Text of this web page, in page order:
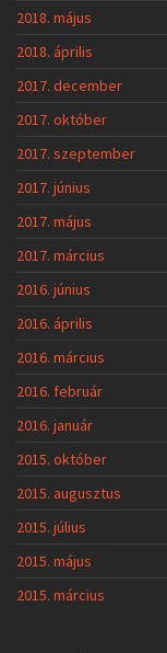
2018. május
2018. április
2017. december
2017. október
2017. szeptember
2017. június
2017. május
2017. március
2016. június
2016. április
2016. március
2016. február
2016. január
2015. október
2015. augusztus
2015. július
2015. május
2015. március